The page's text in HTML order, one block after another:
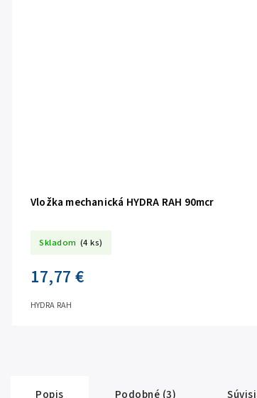
Vložka mechanická HYDRA RAH 90mcr
Skladom (4 ks)
17,77 €
HYDRA RAH
Popis Podobné (3)